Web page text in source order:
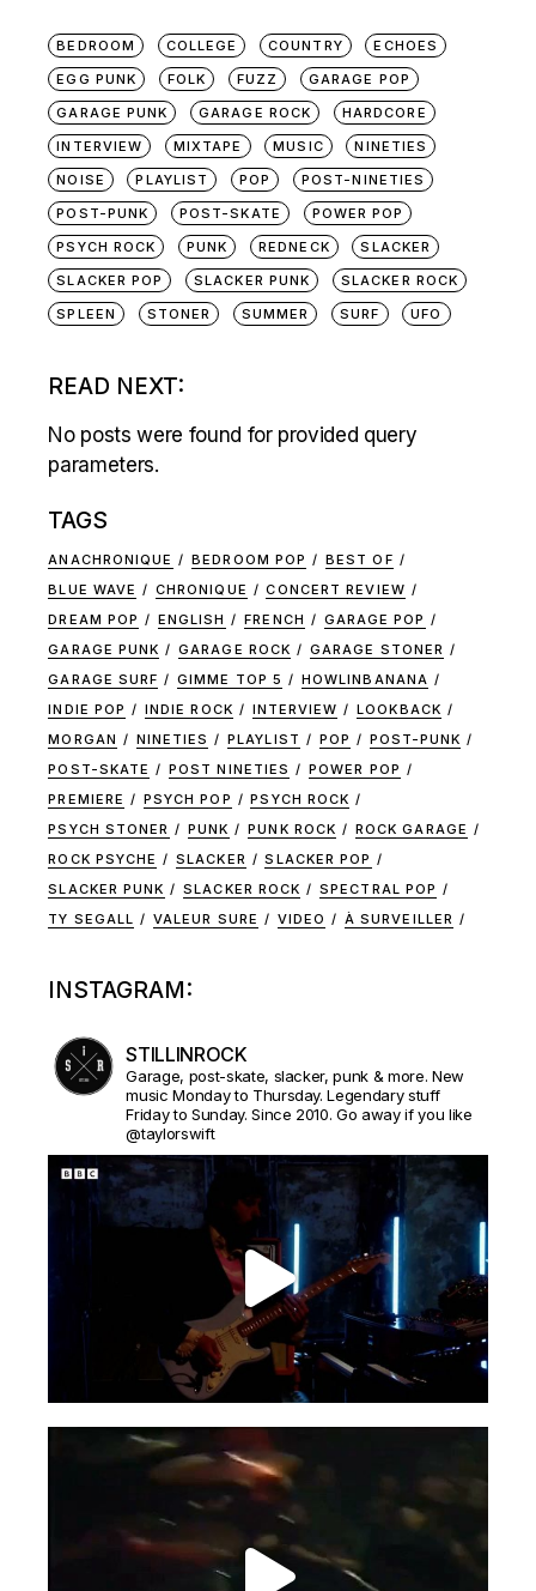
BEDROOM COLLEGE COUNTRY
ECHOES
EGG PUNK
FOLK FUZZ
GARAGE POP
GARAGE PUNK
GARAGE ROCK
HARDCORE
INTERVIEW
MIXTAPE MUSIC
NINETIES
NOISE
PLAYLIST POP
POST-NINETIES
POST-PUNK
POST-SKATE
POWER POP
PSYCH ROCK
PUNK REDNECK
SLACKER
SLACKER POP
SLACKER PUNK
SLACKER ROCK
SPLEEN
STONER SUMMER SURF UFO
READ NEXT:
No posts were found for provided query
parameters.
TAGS
ANACHRONIQUE BEDROOM POP
BEST OF
BLUE WAVE
CHRONIQUE
CONCERT REVIEW
DREAM POP
ENGLISH FRENCH
GARAGE POP
GARAGE PUNK
GARAGE ROCK
GARAGE STONER
GARAGE SURF
GIMME TOP 5
HOWLINBANANA
INDIE POP
INDIE ROCK INTERVIEW
LOOKBACK
MORGAN
NINETIES PLAYLIST POP
POST-PUNK
POST-SKATE
POST NINETIES
POWER POP
PREMIERE
PSYCH POP
PSYCH ROCK
PSYCH STONER
PUNK PUNK ROCK
ROCK GARAGE
ROCK PSYCHE
SLACKER
SLACKER POP
SLACKER PUNK
SLACKER ROCK
SPECTRAL POP
TY SEGALL
VALEUR SURE VIDEO À SURVEILLER
INSTAGRAM:
STILLINROCK
Garage, post-skate, slacker, punk & more. New
music Monday to Thursday. Legendary stuff
Friday to Sunday. Since 2010. Go away if you like
@taylorswift